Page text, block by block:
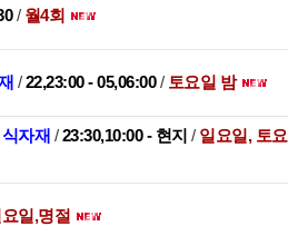
/ 월4회
/22,23:00 - 05,06:00/ 토요일 밤
식자재 /23:30,10:00 - 현지 / 일요일, 토요
일,명절